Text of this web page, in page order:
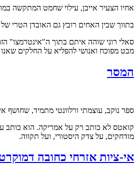
אחיו הצעיר אייבן, עילוי שחמט המתקשה
בתווך שבין האחים רובץ גם האובדן הטרי
סאלי רוני שוהה איתם בתוך ה"אינטרמצו"
מבט מפוכח ואנושי להפליא על החלקים
המסר
ספר נוקב, עוצמתי ורלוונטי מתמיד, שחושף
קואטס לא כותב רק על אמריקה. הוא כותב
מודחקים, על צדק היסטורי, ועל תקווה.
אי-ציות אזרחי כחובה